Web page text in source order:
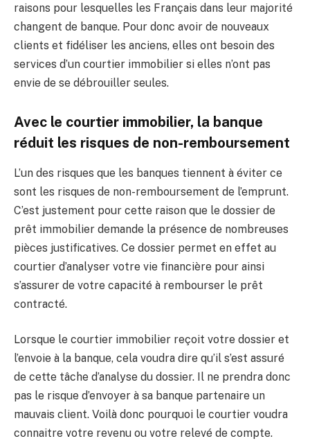
raisons pour lesquelles les Français dans leur majorité
changent de banque. Pour donc avoir de nouveaux
clients et fidéliser les anciens, elles ont besoin des
services d’un courtier immobilier si elles n’ont pas
envie de se débrouiller seules.
Avec le courtier immobilier, la banque
réduit les risques de non-remboursement
L’un des risques que les banques tiennent à éviter ce
sont les risques de non-remboursement de l’emprunt.
C’est justement pour cette raison que le dossier de
prêt immobilier demande la présence de nombreuses
pièces justificatives. Ce dossier permet en effet au
courtier d’analyser votre vie financière pour ainsi
s’assurer de votre capacité à rembourser le prêt
contracté.
Lorsque le courtier immobilier reçoit votre dossier et
l’envoie à la banque, cela voudra dire qu’il s’est assuré
de cette tâche d’analyse du dossier. Il ne prendra donc
pas le risque d’envoyer à sa banque partenaire un
mauvais client. Voilà donc pourquoi le courtier voudra
connaitre votre revenu ou votre relevé de compte.